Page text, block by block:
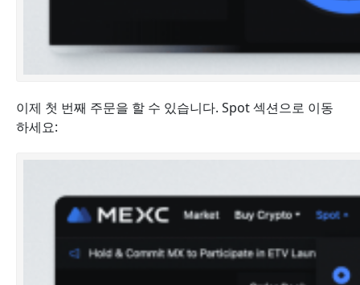
이제 첫 번째 주문을 할 수 있습니다. Spot 섹션으로 이동
하세요: